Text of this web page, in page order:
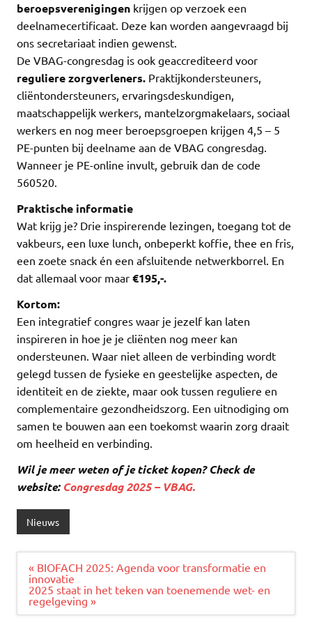
beroepsverenigingen krijgen op verzoek een
deelnamecertificaat. Deze kan worden aangevraagd bij
ons secretariaat indien gewenst.
De VBAG-congresdag is ook geaccrediteerd voor
reguliere zorgverleners. Praktijkondersteuners,
cliëntondersteuners, ervaringsdeskundigen,
maatschappelijk werkers, mantelzorgmakelaars, sociaal
werkers en nog meer beroepsgroepen krijgen 4,5 – 5
PE-punten bij deelname aan de VBAG congresdag.
Wanneer je PE-online invult, gebruik dan de code
560520.
Praktische informatie
Wat krijg je? Drie inspirerende lezingen, toegang tot de
vakbeurs, een luxe lunch, onbeperkt koffie, thee en fris,
een zoete snack én een afsluitende netwerkborrel. En
dat allemaal voor maar €195,-.
Kortom:
Een integratief congres waar je jezelf kan laten
inspireren in hoe je je cliënten nog meer kan
ondersteunen. Waar niet alleen de verbinding wordt
gelegd tussen de fysieke en geestelijke aspecten, de
identiteit en de ziekte, maar ook tussen reguliere en
complementaire gezondheidszorg. Een uitnodiging om
samen te bouwen aan een toekomst waarin zorg draait
om heelheid en verbinding.
Wil je meer weten of je ticket kopen? Check de
website: Congresdag 2025 – VBAG.
Nieuws
Bericht
navigatie
« BIOFACH 2025: Agenda voor transformatie en
innovatie
2025 staat in het teken van toenemende wet- en
regelgeving »